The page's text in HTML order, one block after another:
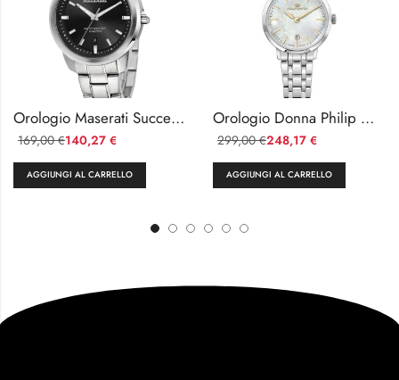
Orologio Maserati Successo Uomo Acciaio 44mm
140,27 €
169,00€
AGGIUNGI AL CARRELLO
Orologio Donna Philip Watch Audrey Acciaio 30mm
248,17 €
299,00€
AGGIUNGI AL CARRELLO